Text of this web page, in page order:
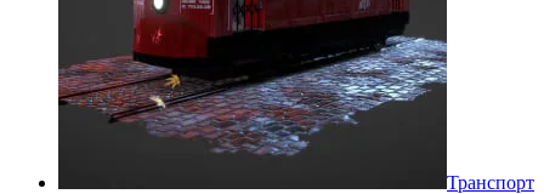
Транспорт